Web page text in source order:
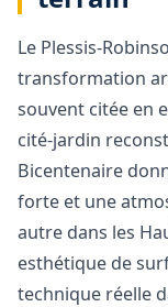
Le Plessis-
transformation
souvent citée en
cité-jardin
Bicentenaire
forte et une
autre dans les
esthétique de
technique réelle